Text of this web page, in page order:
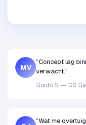
MV
"Concept lag
verwacht."
Guido S. — GS
"Wat me